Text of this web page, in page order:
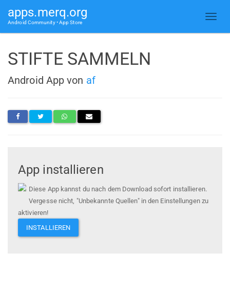
apps.merq.org
Android Community • App Store
STIFTE SAMMELN
Android App von af
App installieren
Diese App kannst du nach dem Download sofort installieren.
Vergesse nicht, "Unbekannte Quellen" in den Einstellungen zu
aktivieren!
INSTALLIEREN